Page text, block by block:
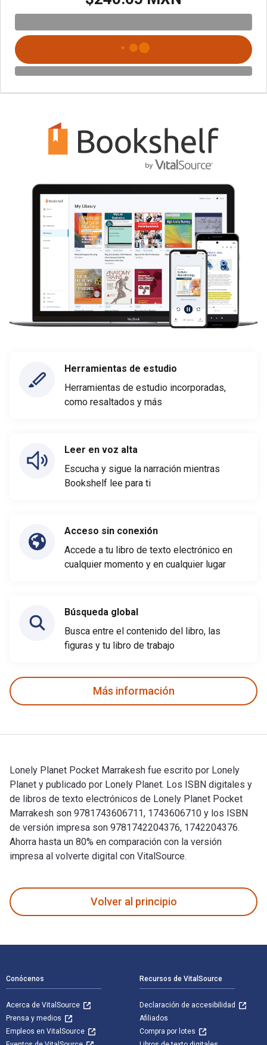
Herramientas de estudio
Herramientas de estudio incorporadas,
como resaltados y más
Leer en voz alta
Escucha y sigue la narración mientras
Bookshelf lee para ti
Acceso sin conexión
Accede a tu libro de texto electrónico en
cualquier momento y en cualquier lugar
Búsqueda global
Busca entre el contenido del libro, las
figuras y tu libro de trabajo
Más información
Lonely Planet Pocket Marrakesh fue escrito por Lonely
Planet y publicado por Lonely Planet. Los ISBN digitales y
de libros de texto electrónicos de Lonely Planet Pocket
Marrakesh son 9781743606711, 1743606710 y los ISBN
de versión impresa son 9781742204376, 1742204376.
Ahorra hasta un 80% en comparación con la versión
impresa al volverte digital con VitalSource.
Volver al principio
Conócenos
Acerca de VitalSource
Prensa y medios
Empleos en VitalSource
Recursos de VitalSource
Declaración de accesibilidad
Afiliados
Compra por lotes